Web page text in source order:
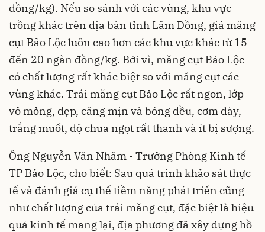
đồng/kg). Nếu so sánh với các vùng, khu vực
trồng khác trên địa bàn tỉnh Lâm Đồng, giá măng
cụt Bảo Lộc luôn cao hơn các khu vực khác từ 15
đến 20 ngàn đồng/kg. Bởi vì, măng cụt Bảo Lộc
có chất lượng rất khác biệt so với măng cụt các
vùng khác. Trái măng cụt Bảo Lộc rất ngon, lớp
vỏ mỏng, đẹp, căng mịn và bóng đều, cơm dày,
trắng muốt, độ chua ngọt rất thanh và ít bị sượng.
Ông Nguyễn Văn Nhâm - Trưởng Phòng Kinh tế
TP Bảo Lộc, cho biết: Sau quá trình khảo sát thực
tế và đánh giá cụ thể tiềm năng phát triển cũng
như chất lượng của trái măng cụt, đặc biệt là hiệu
quả kinh tế mang lại, địa phương đã xây dựng hồ